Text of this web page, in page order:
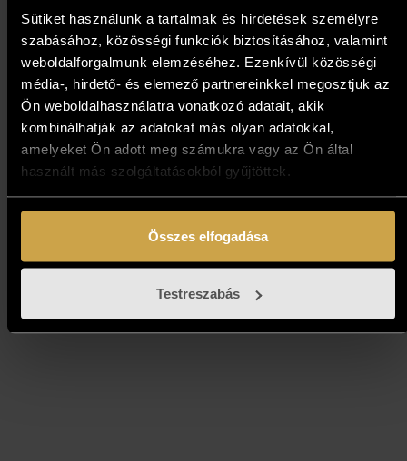
Sütiket használunk a tartalmak és hirdetések személyre
szabásához, közösségi funkciók biztosításához, valamint
weboldalforgalmunk elemzéséhez. Ezenkívül közösségi
média-, hirdető- és elemező partnereinkkel megosztjuk az
Ön weboldalhasználatra vonatkozó adatait, akik
kombinálhatják az adatokat más olyan adatokkal,
amelyeket Ön adott meg számukra vagy az Ön által
használt más szolgáltatásokból gyűjtöttek.
Összes elfogadása
Testreszabás
Nagy Kálmán -Sztratoszféra
(70x50 cm)
367 000Ft
Kosárba teszem